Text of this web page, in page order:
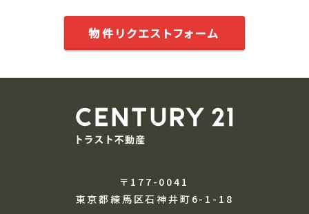
物件リクエストフォーム
〒177-0041
東京都練馬区石神井町6-1-18